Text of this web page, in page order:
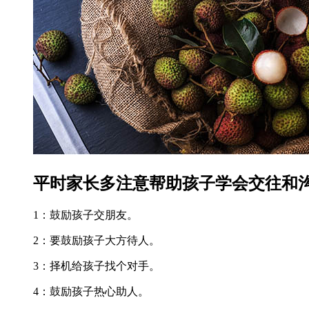
平时家长多注意帮助孩子学会交往和
1：鼓励孩子交朋友。
2：要鼓励孩子大方待人。
3：择机给孩子找个对手。
4：鼓励孩子热心助人。